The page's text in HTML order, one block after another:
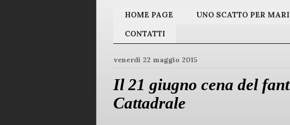
HOME PAGE UNO SCATTO PER
CONTATTI
venerdì 22 maggio 2015
Il 21 giugno cena del
Cattadrale